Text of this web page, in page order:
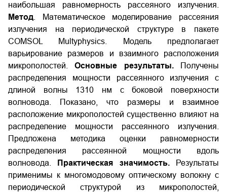
наибольшая равномерность рассеяного излучения.
Метод . Математическое моделирование рассеяния
излучения на периодической структуре в пакете
COMSOL Multyphysics. Модель предполагает
варьирование размеров и взаимного расположения
микрополостей.Основные результаты.Получены
распределения мощности рассеянного излучения с
длиной волны 1310 нм с боковой поверхности
волновода. Показано, что размеры и взаимное
расположение микрополостей существенно влияют на
распределение мощности рассеянного излучения.
Предложена методика оценки равномерности
распределения рассеянной мощности вдоль
волновода.
Практическая значимость.Результаты
применимы к многомодовому оптическому волокну с
периодической структурой из микрополостей,